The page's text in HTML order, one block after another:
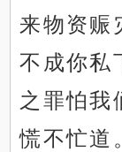
来物资赈
不成你私
之罪怕我
慌不忙道